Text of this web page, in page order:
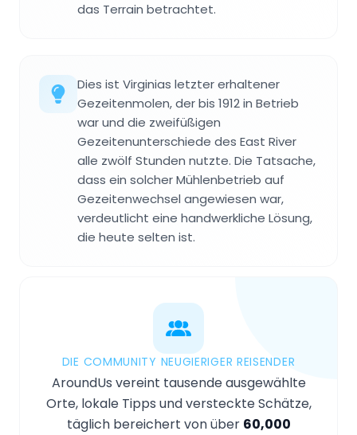
das Terrain betrachtet.
Dies ist Virginias letzter erhaltener
Gezeitenmolen, der bis 1912 in Betrieb
war und die zweifüßigen
Gezeitenunterschiede des East River
alle zwölf Stunden nutzte. Die Tatsache,
dass ein solcher Mühlenbetrieb auf
Gezeitenwechsel angewiesen war,
verdeutlicht eine handwerkliche Lösung,
die heute selten ist.
DIE COMMUNITY NEUGIERIGER REISENDER
AroundUs vereint tausende ausgewählte
Orte, lokale Tipps und versteckte Schätze,
täglich bereichert von über 60,000